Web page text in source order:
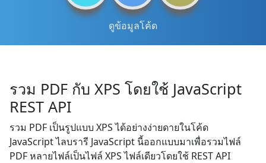
ดูข้อมูลโค้ด
รวม PDF กับ XPS โดยใช้ JavaScript
REST API
รวม PDF เป็นรูปแบบ XPS ได้อย่างง่ายดายในโค้ด
JavaScript ไลบรารี JavaScript นี้ออกแบบมาเพื่อรวมไฟล์
PDF หลายไฟล์เป็นไฟล์ XPS ไฟล์เดียวโดยใช้ REST API